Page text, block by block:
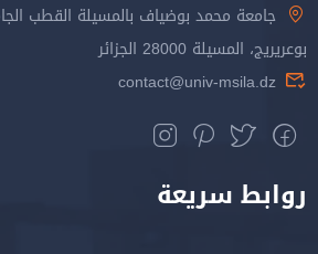
جامعة محمد بوضياف بالمسيلة القطب
بوعريريج، المسيلة 28000 الجزائر
contact@univ-msila.dz
روابط سريعة